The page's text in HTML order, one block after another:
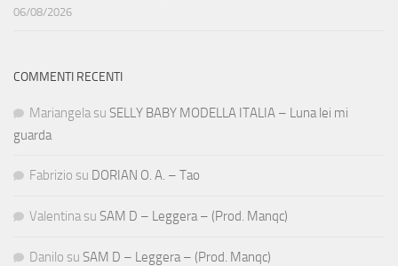
06/08/2026
COMMENTI RECENTI
Mariangela su SELLY BABY MODELLA ITALIA – Luna lei mi
guarda
Fabrizio su DORIAN O. A. – Tao
Valentina su SAM D – Leggera – (Prod. Manqc)
Danilo su SAM D – Leggera – (Prod. Manqc)